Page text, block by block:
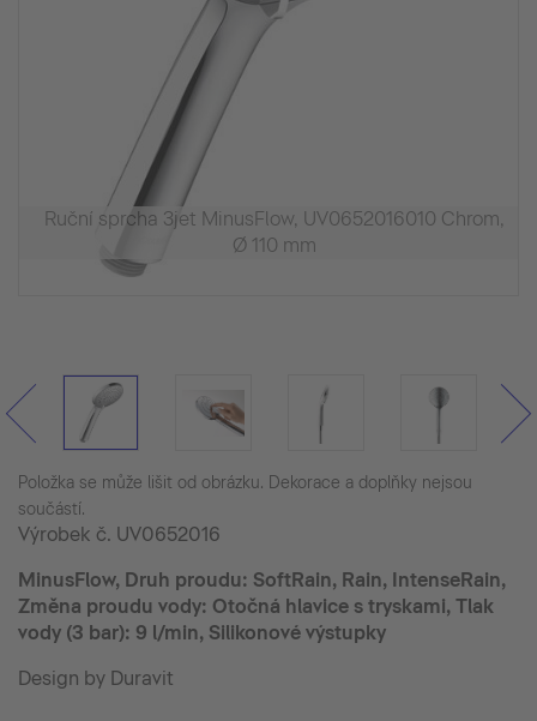
Ruční sprcha 3jet MinusFlow, UV0652016010 Chrom,
Ø 110 mm
Položka se může lišit od obrázku. Dekorace a doplňky nejsou
součástí.
Výrobek č. UV0652016
MinusFlow, Druh proudu: SoftRain, Rain, IntenseRain,
Změna proudu vody: Otočná hlavice s tryskami, Tlak
vody (3 bar): 9 l/min, Silikonové výstupky
Design by Duravit